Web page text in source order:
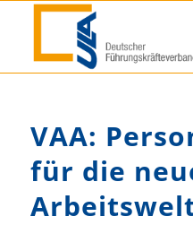
VAA:
für die